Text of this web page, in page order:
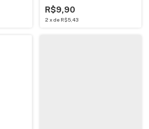
R$9,90
2 x de R$5,43